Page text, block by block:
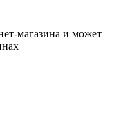
магазина и может